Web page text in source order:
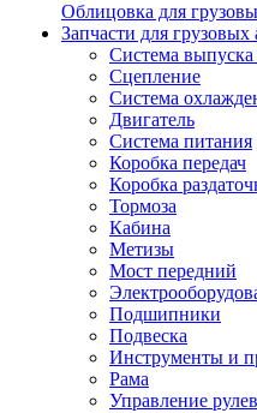
Облицовка для
Запчасти для грузовых
Система выпуска
Сцепление
Система
Двигатель
Система питания
Коробка передач
Коробка
Тормоза
Кабина
Метизы
Мост передний
Подшипники
Подвеска
Инструменты и
Рама
Управление